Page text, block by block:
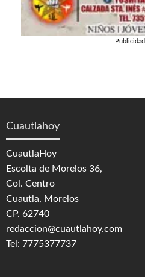
Publicidad
Cuautlahoy
CuautlaHoy
Escolta de Morelos 36,
Col. Centro
Cuautla, Morelos
CP. 62740
redaccion@cuautlahoy.com
Tel: 7775377737